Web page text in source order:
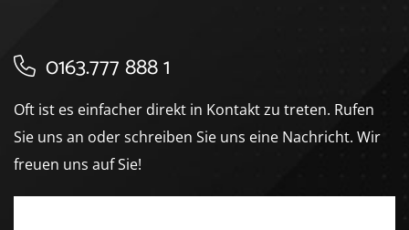
0163.777 888 1
Oft ist es einfacher direkt in Kontakt zu treten. Rufen
Sie uns an oder schreiben Sie uns eine Nachricht. Wir
freuen uns auf Sie!